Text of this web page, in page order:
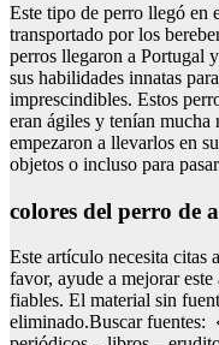
Este tipo de perro llegó
transportado por los
perros llegaron a Portugal
sus habilidades innatas
imprescindibles. Estos
eran ágiles y tenían mucha
empezaron a llevarlos en
objetos o incluso para
colores del perro de
Este artículo necesita citas
favor, ayude a mejorar
fiables. El material sin
eliminado.Buscar fuentes: